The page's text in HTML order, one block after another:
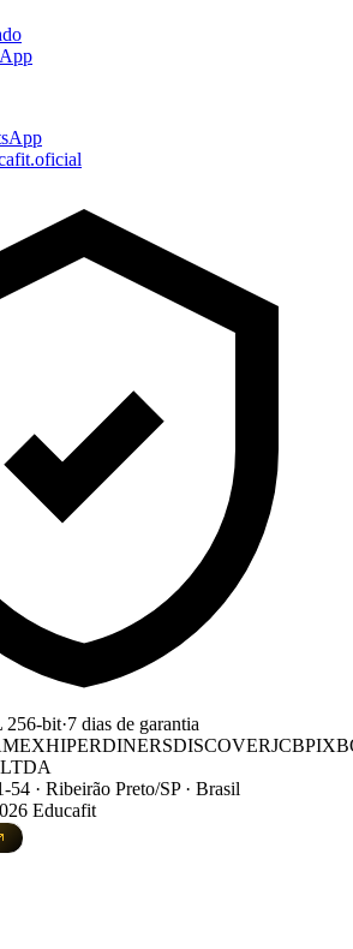
256-bit·7 dias de garantia
HIPERDINERSDISCOVERJCBPIX
LTDA
· Ribeirão Preto/SP · Brasil
Educafit